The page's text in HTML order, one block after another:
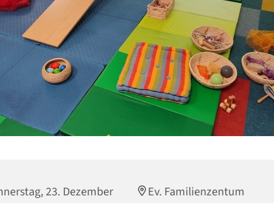
23. Dezember
Ev. Familienzentum